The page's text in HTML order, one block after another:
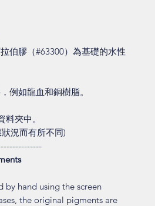
伯膠（#63300）為基礎的水性
例如龍血和銅樹脂。
夾中。
況而有所不同)
by hand using the screen
the original pigments are